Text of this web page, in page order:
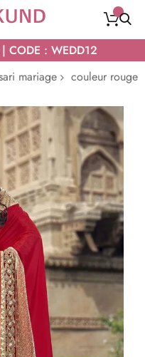
CODE : WEDD12
mariage
couleur rouge